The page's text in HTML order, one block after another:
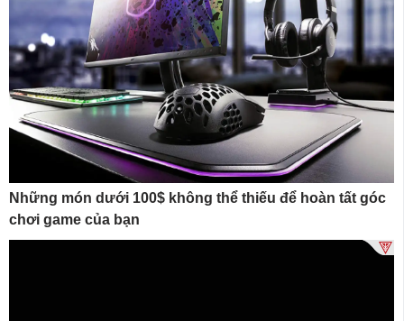
Những món dưới 100$ không thể thiếu để hoàn tất góc
chơi game của bạn